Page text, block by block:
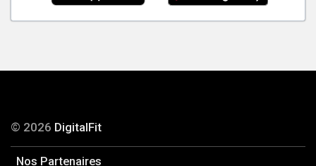
© 2026 DigitalFit
Nos Partenaires